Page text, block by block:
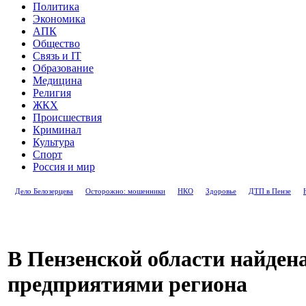
Политика
Экономика
АПК
Общество
Связь и IT
Образование
Медицина
Религия
ЖКХ
Происшествия
Криминал
Культура
Спорт
Россия и мир
Дело Белозерцева Осторожно: мошенники НКО Здоровье ДТП в Пензе
В Пензенской области
предприятиями региона